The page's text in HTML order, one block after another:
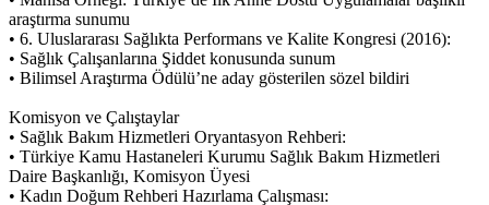
araştırma sunumu
• 6. Uluslararası Sağlıkta Performans ve Kalite Kongresi (2016):
• Sağlık Çalışanlarına Şiddet konusunda sunum
• Bilimsel Araştırma Ödülü’ne aday gösterilen sözel bildiri
Komisyon ve Çalıştaylar
• Sağlık Bakım Hizmetleri Oryantasyon Rehberi:
• Türkiye Kamu Hastaneleri Kurumu Sağlık Bakım Hizmetleri
Daire Başkanlığı, Komisyon Üyesi
• Kadın Doğum Rehberi Hazırlama Çalışması: